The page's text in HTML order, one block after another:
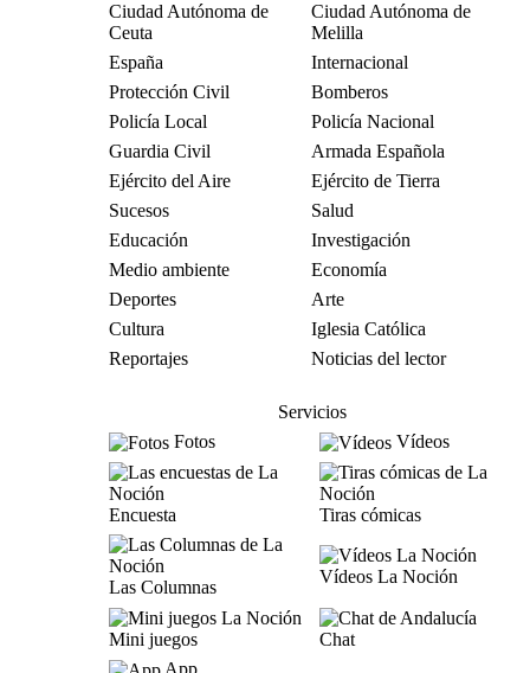
Ciudad Autónoma de
Ceuta
Ciudad Autónoma de
Melilla
España
Internacional
Protección Civil
Bomberos
Policía Local
Policía Nacional
Guardia Civil
Armada Española
Ejército del Aire
Ejército de Tierra
Sucesos
Salud
Educación
Investigación
Medio ambiente
Economía
Deportes
Arte
Cultura
Iglesia Católica
Reportajes
Noticias del lector
Servicios
Fotos
Vídeos
Encuesta Tiras cómicas
Las Columnas
Vídeos La Noción
Mini juegos
Chat
App